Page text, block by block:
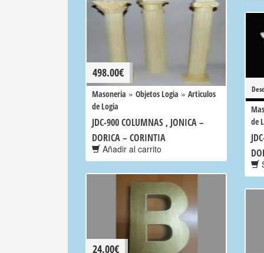
498.00€
Masoneria » Objetos Logia » Articulos
de Logia
JDC-900 COLUMNAS , JONICA –
DORICA – CORINTIA
Añadir al carrito
de
24.00€